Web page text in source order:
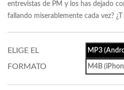
entrevistas de PM y los has dejado
fallando miserablemente cada vez? ¿T
ELIGE EL
FORMATO
MP3
M4B